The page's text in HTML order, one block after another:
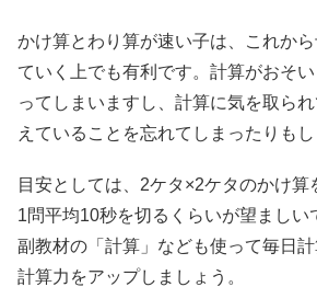
かけ算とわり算が速い子は、これか
ていく上でも有利です。計算がおそ
ってしまいますし、計算に気を取ら
えていることを忘れてしまったりもし
目安としては、2ケタ×2ケタのかけ算
1問平均10秒を切るくらいが望ましい
副教材の「計算」なども使って毎日計
計算力をアップしましょう。